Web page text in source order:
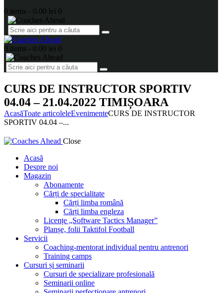
0 items - 0.00 lei 0
0 items - 0.00 lei 0
CURS DE INSTRUCTOR SPORTIV
04.04 – 21.04.2022 TIMIȘOARA
AcasăToate articoleleEvenimenteCURS DE INSTRUCTOR
SPORTIV 04.04 –...
Close
Acasă
Despre noi
Magazin
Abonamente
Cărți de specialitate
Cărți limba română
Cărți limba engleza
Licențe „Software Tactics Manager”
Planșe, folii Taktifol Football
Servicii
Coaching-mentorat individual pentru antrenori
Training camps
Cursuri și seminarii
Cursuri de specializare profesională
Seminarii online